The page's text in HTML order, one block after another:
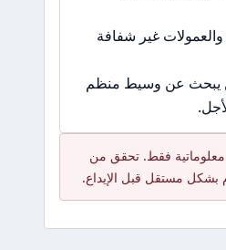
غير شفافة
يبحث عن وسيط منظم
فقط. تحقق من
بشكل مستقل قبل الإيداع.